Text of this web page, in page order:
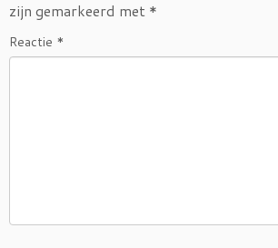
zijn gemarkeerd met *
Reactie *